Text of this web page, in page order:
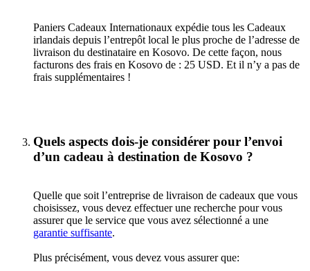
Paniers Cadeaux Internationaux expédie tous les Cadeaux
irlandais depuis l’entrepôt local le plus proche de l’adresse de
livraison du destinataire en Kosovo. De cette façon, nous
facturons des frais en Kosovo de : 25 USD. Et il n’y a pas de
frais supplémentaires !
Quels aspects dois-je considérer pour l’envoi
d’un cadeau à destination de Kosovo ?
Quelle que soit l’entreprise de livraison de cadeaux que vous
choisissez, vous devez effectuer une recherche pour vous
assurer que le service que vous avez sélectionné a une
garantie suffisante.
Plus précisément, vous devez vous assurer que: